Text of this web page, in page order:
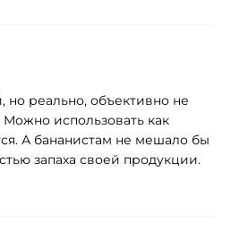
но реально, объективно не
использовать как
А бананистам не мешало бы
запаха своей продукции.